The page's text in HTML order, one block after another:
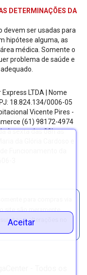
DETERMINAÇÕES DA
devem ser usadas para
hipótese alguma, as
médica. Somente o
problema de saúde e
LTDA | Nome
18.824.134/0006-05
Vicente Pires -
(61) 98172-4974
à sexta das 08h as
da Glória Cardoso e
Funcionamento da
3
para compras via
site são meramente
a alterações no
- Todos os
Aceitar